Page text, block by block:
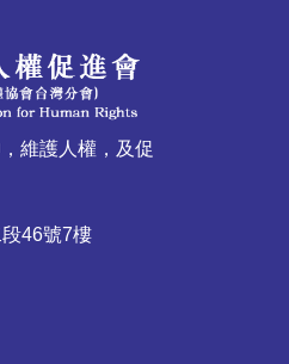
維護人權，及促
46號7樓